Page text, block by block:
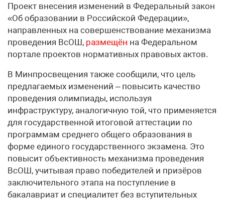
Проект внесения изменений в Федеральный закон
«Об образовании в Российской Федерации»,
направленных на совершенствование механизма
проведения ВсОШ, размещён на Федеральном
портале проектов нормативных правовых актов.
В Минпросвещения также сообщили, что цель
предлагаемых изменений – повысить качество
проведения олимпиады, используя
инфраструктуру, аналогичную той, что применяется
для государственной итоговой аттестации по
программам среднего общего образования в
форме единого государственного экзамена. Это
повысит объективность механизма проведения
ВсОШ, учитывая право победителей и призёров
заключительного этапа на поступление в
бакалавриат и специалитет без вступительных